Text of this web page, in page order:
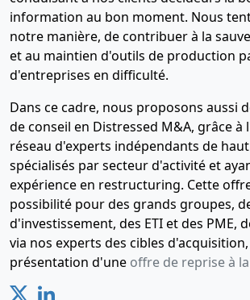
2025SEC00073 La présente inscription
contre SARL FIL ROUGE Designation
SEPTEMBRE 24 15 10 24 24753,91
15 11 24 55776,00 EUROS;NOVEMBRE
644,00 EUROS;DECEMBRE 24 15 01 25
EUROS;
Privilèges sécurité sociale, régimes
complémentaires(MAJ : 04-12-2025)
Montant :34 420 EUR
Date d'inscription :06-02-2025
Date de fin :06-08-2027
Créancier :URSSAF PROVENCE ALPES
20 Av Viton 13299 Marseille 3e
20
information au bon moment. Nous
notre manière, de contribuer à la
et au maintien d'outils de production
d'entreprises en difficulté.
Dans ce cadre, nous proposons aussi
de conseil en Distressed M&A, grâce
réseau d'experts indépendants de
spécialisés par secteur d'activité et
expérience en restructuring. Cette
possibilité pour des grands groupes,
d'investissement, des ETI et des PME,
via nos experts des cibles
présentation d'une offre de reprise à